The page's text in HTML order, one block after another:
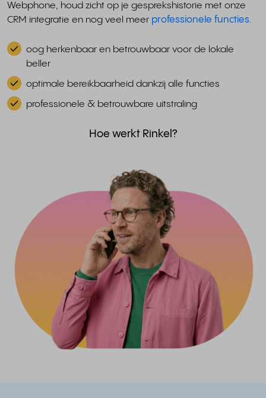
Webphone, houd zicht op je gesprekshistorie met onze
CRM integratie en nog veel meer professionele functies.
oog herkenbaar en betrouwbaar voor de lokale
beller
optimale bereikbaarheid dankzij alle functies
professionele & betrouwbare uitstraling
Hoe werkt Rinkel?